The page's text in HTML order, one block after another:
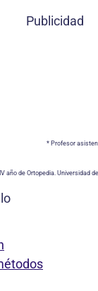
Publicidad
* Profesor
año de Ortopedia. Universidad